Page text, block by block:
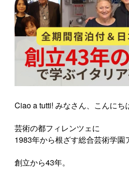
Ciao a tutti! みなさん、こんにち
芸術の都フィレンツェに
1983年から根ざす総合芸術学園
創立から43年。